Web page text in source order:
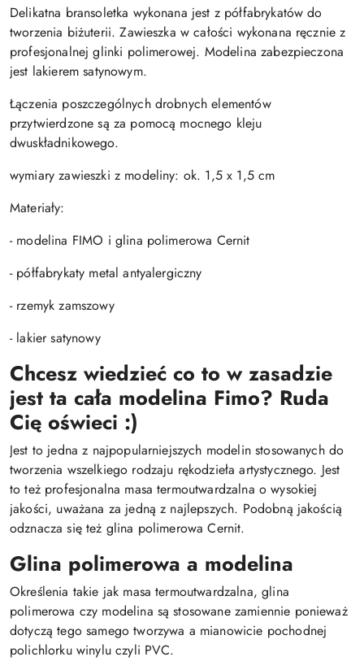
Delikatna bransoletka wykonana jest z półfabrykatów do
tworzenia biżuterii. Zawieszka w całości wykonana ręcznie z
profesjonalnej glinki polimerowej. Modelina zabezpieczona
jest lakierem satynowym.
Łączenia poszczególnych drobnych elementów
przytwierdzone są za pomocą mocnego kleju
dwuskładnikowego.
wymiary zawieszki z modeliny: ok. 1,5 x 1,5 cm
Materiały:
- modelina FIMO i glina polimerowa Cernit
- półfabrykaty metal antyalergiczny
- rzemyk zamszowy
- lakier satynowy
Chcesz wiedzieć co to w zasadzie
jest ta cała modelina Fimo? Ruda
Cię oświeci :)
Jest to jedna z najpopularniejszych modelin stosowanych do
tworzenia wszelkiego rodzaju rękodzieła artystycznego. Jest
to też profesjonalna masa termoutwardzalna o wysokiej
jakości, uważana za jedną z najlepszych. Podobną jakością
odznacza się też glina polimerowa Cernit.
Glina polimerowa a modelina
Określenia takie jak masa termoutwardzalna, glina
polimerowa czy modelina są stosowane zamiennie ponieważ
dotyczą tego samego tworzywa a mianowicie pochodnej
polichlorku winylu czyli PVC.